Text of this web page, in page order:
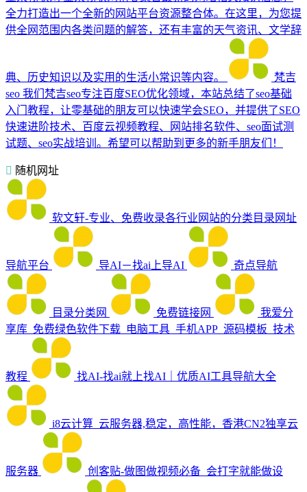
全力打造出一个全新的网站平台资源整合体。在这里，为您提
供全网范围内各类问题的解答，还有丰富的天气资讯、文学辞
典、历史知识以及实用的生活小常识等内容。
梵吉
seo 我们梵吉seo专注百度SEO优化领域，本站总结了seo基础
入门教程，让零基础的朋友可以快速学会SEO，并提供了SEO
快速进阶技术、百度云视频教程、网站排名软件、seo面试测
试题、seo实战培训。希望可以帮助到更多的新手朋友们！
随机网址
软文轩-专业、免费收录各行业网站的分类目录网址
导航平台 导AI－找ai上导AI 奇点导航
目录分类网 免费链接网
我爱分
享库_免费绿色软件下载_电脑工具_手机APP_源码模板_技术
教程 找AI-找ai就上找AI｜优质AI工具导航大全
i8云计算_云服务器,稳定，高性能，香港CN2独享云
服务器 创客贴-做图做视频必备_会打字就能做设